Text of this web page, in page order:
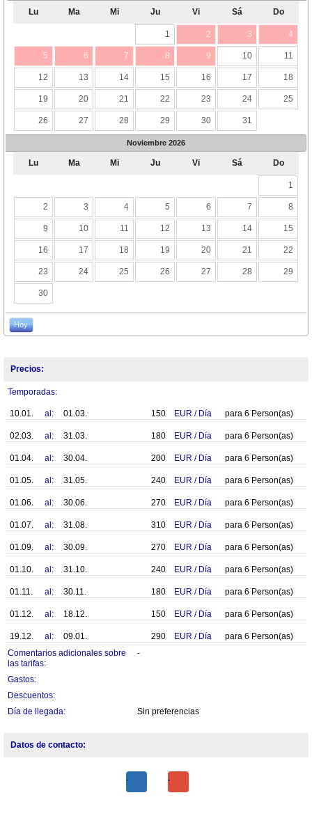
Lu Ma Mi Ju Vi Sá Do
1 2 3 4
5 6 7 8 9 10 11
12 13 14 15 16 17 18
19 20 21 22 23 24 25
26 27 28 29 30 31
Noviembre 2026
Lu Ma Mi Ju Vi Sá Do
1
2 3 4 5 6 7 8
9 10 11 12 13 14 15
16 17 18 19 20 21 22
23 24 25 26 27 28 29
30
Hoy
Precios:
Temporadas:
10.01. al: 01.03. 150 EUR / Día para 6 Person(as)
02.03. al: 31.03. 180 EUR / Día para 6 Person(as)
01.04. al: 30.04. 200 EUR / Día para 6 Person(as)
01.05. al: 31.05. 240 EUR / Día para 6 Person(as)
01.06. al: 30.06. 270 EUR / Día para 6 Person(as)
01.07. al: 31.08. 310 EUR / Día para 6 Person(as)
01.09. al: 30.09. 270 EUR / Día para 6 Person(as)
01.10. al: 31.10. 240 EUR / Día para 6 Person(as)
01.11. al: 30.11. 180 EUR / Día para 6 Person(as)
01.12. al: 18.12. 150 EUR / Día para 6 Person(as)
19.12. al: 09.01. 290 EUR / Día para 6 Person(as)
Comentarios adicionales sobre
las tarifas:
-
Gastos:
Descuentos:
Día de llegada:
Sin preferencias
Datos de contacto: